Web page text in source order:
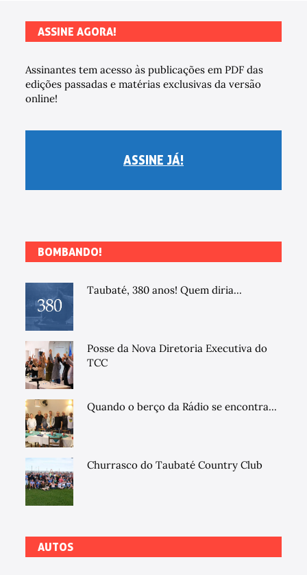
ASSINE AGORA!
Assinantes tem acesso às publicações em PDF das
edições passadas e matérias exclusivas da versão
online!
ASSINE JÁ!
BOMBANDO!
Taubaté, 380 anos! Quem diria...
Posse da Nova Diretoria Executiva do
TCC
Quando o berço da Rádio se encontra...
Churrasco do Taubaté Country Club
AUTOS